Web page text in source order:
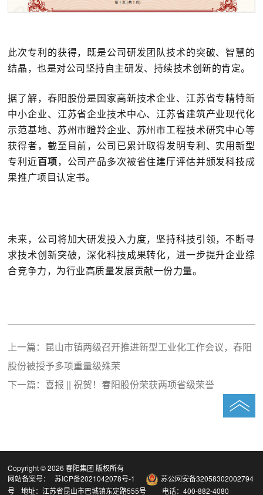
此次专利的获得，既是公司研发团队技术的突破、智慧的
结晶，也是对公司坚持自主研发、持续技术创新的肯定。
据了解，春阳股份是国家高新技术企业、江苏省专精特新
中小企业、江苏省企业技术中心、江苏省建筑产业现代化
示范基地、苏州市瞪羚企业、苏州市工程技术研究中心等
获得者，截至目前，公司已累计取得发明专利、实用新型
专利近百项 ，公司产品多次被省住建厅评估并颁发科技成
果推广项目认定书。
未来，公司将加大研发投入力度，坚持科技引领，不断寻
求技术创新突破，深化科技成果转化，进一步提升企业综
合竞争力，为行业高质量发展贡献一份力量。
上一篇： 昆山市镇两级召开推进新型工业化工作会议，春阳
股份被授予多项重量级殊荣
下一篇：喜报 || 祝贺！春阳股份荣获两项省级荣誉
Copyright ©2026 春阳集团 版权所有
网站备案号：
苏ICP备2021042078号-1
苏公网安备32058302002794
号
地址：江苏省昆山市巴城镇东定路555号 电话：400-882-4080